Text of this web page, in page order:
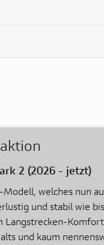
2 (2026 - jetzt)
welches nun
und stabil wie
Langstrecken-
und kaum